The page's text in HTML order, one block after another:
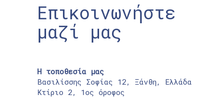
Επικοινωνήστε
μαζί μας
Η τοποθεσία μας
Βασιλίσσης Σοφίας 12, Ξάνθη, Ελλάδα
Κτίριο 2, 1ος όροφος